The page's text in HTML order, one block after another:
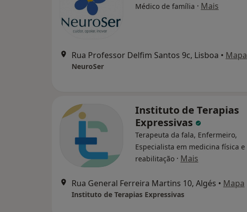
Médico de família · Mais
Rua Professor Delfim Santos 9c, Lisboa • Mapa
NeuroSer
Instituto de Terapias
Expressivas
Terapeuta da fala, Enfermeiro,
Especialista em medicina física e
reabilitação · Mais
Rua General Ferreira Martins 10, Algés • Mapa
Instituto de Terapias Expressivas